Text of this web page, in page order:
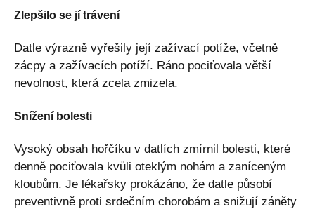
Zlepšilo se jí trávení
Datle výrazně vyřešily její zažívací potíže, včetně
zácpy a zažívacích potíží. Ráno pociťovala větší
nevolnost, která zcela zmizela.
Snížení bolesti
Vysoký obsah hořčíku v datlích zmírnil bolesti, které
denně pociťovala kvůli oteklým nohám a zaníceným
kloubům. Je lékařsky prokázáno, že datle působí
preventivně proti srdečním chorobám a snižují záněty